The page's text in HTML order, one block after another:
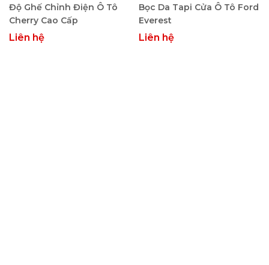
Loại vô lăng: D-cut hoặc vát góc, đáp ứng nhu cầu thẩm
mỹ và phong cách lái xe.
Độ Ghế Chỉnh Điện Ô Tô
Cherry Cao Cấp
Liên hệ
Bọc Da Tapi Cửa Ô Tô Ford
Everest
Liên hệ